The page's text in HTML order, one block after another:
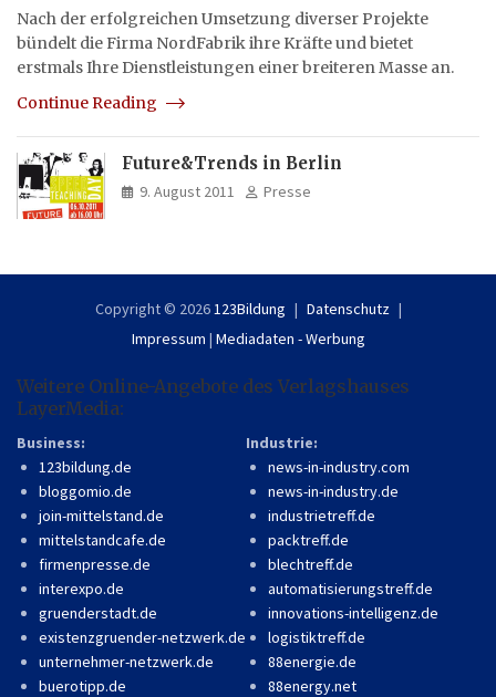
Nach der erfolgreichen Umsetzung diverser Projekte
bündelt die Firma NordFabrik ihre Kräfte und bietet
erstmals Ihre Dienstleistungen einer breiteren Masse an.
Continue Reading
Future&Trends in Berlin
9. August 2011 Presse
Copyright © 2026123Bildung
Datenschutz
Impressum | Mediadaten - Werbung
Weitere Online-Angebote des Verlagshauses
LayerMedia:
Business:
123bildung.de
bloggomio.de
join-mittelstand.de
mittelstandcafe.de
firmenpresse.de
interexpo.de
gruenderstadt.de
existenzgruender-netzwerk.de
unternehmer-netzwerk.de
buerotipp.de
Industrie:
news-in-industry.com
news-in-industry.de
industrietreff.de
packtreff.de
blechtreff.de
automatisierungstreff.de
innovations-intelligenz.de
logistiktreff.de
88energie.de
88energy.net